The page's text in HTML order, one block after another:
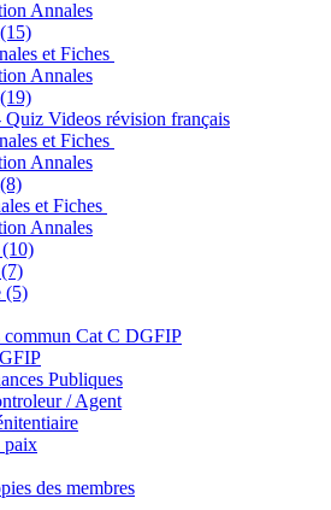
Annales
et Fiches
Annales
Videos révision français
et Fiches
Annales
et Fiches
Annales
(5)
commun Cat C DGFIP
Publiques
/ Agent
paix
des membres